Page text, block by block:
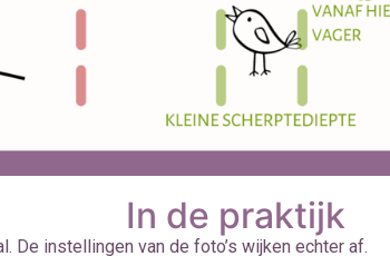
In de praktijk
De instellingen van de foto’s wijken echter af.